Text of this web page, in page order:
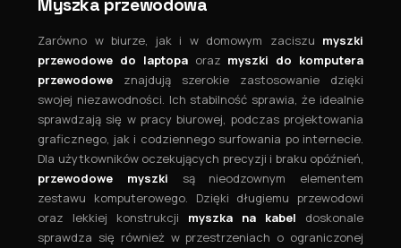
Myszka przewodowa
Zarówno w biurze, jak i w domowym zaciszu myszki
przewodowe do laptopaoraz myszki do komputera
przewodowe znajdują szerokie zastosowanie dzięki
swojej niezawodności. Ich stabilność sprawia, że idealnie
sprawdzają się w pracy biurowej, podczas projektowania
graficznego, jak i codziennego surfowania po internecie.
Dla użytkowników oczekujących precyzji i braku opóźnień,
przewodowe myszki są nieodzownym elementem
zestawu komputerowego. Dzięki długiemu przewodowi
oraz lekkiej konstrukcji myszka na kabel doskonale
sprawdza się również w przestrzeniach o ograniczonej